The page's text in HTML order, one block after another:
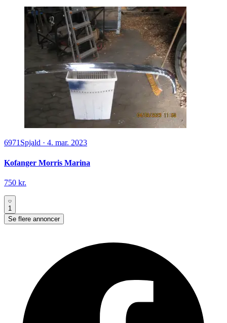
6971 Spjald · 4. mar. 2023
Kofanger Morris Marina
750 kr.
1
Se flere annoncer